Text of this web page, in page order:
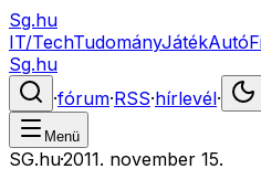
Sg.hu
IT/TechTudományJátékAutó
Sg.hu
·fórum·RSS·hírlevél·
Menü
SG.hu·2011. november 15.